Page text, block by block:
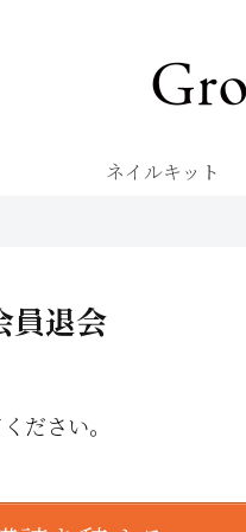
ネイルキット
員退会
ださい。